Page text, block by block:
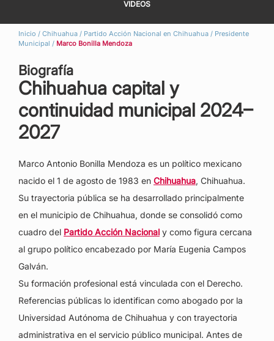
VIDEOS
Inicio / Chihuahua / Partido Acción Nacional en Chihuahua / Presidente
Municipal / Marco Bonilla Mendoza
Biografía
Chihuahua capital y
continuidad municipal 2024–
2027
Marco Antonio Bonilla Mendoza es un político mexicano
nacido el 1 de agosto de 1983 en Chihuahua, Chihuahua.
Su trayectoria pública se ha desarrollado principalmente
en el municipio de Chihuahua, donde se consolidó como
cuadro del Partido Acción Nacional y como figura cercana
al grupo político encabezado por María Eugenia Campos
Galván.
Su formación profesional está vinculada con el Derecho.
Referencias públicas lo identifican como abogado por la
Universidad Autónoma de Chihuahua y con trayectoria
administrativa en el servicio público municipal. Antes de